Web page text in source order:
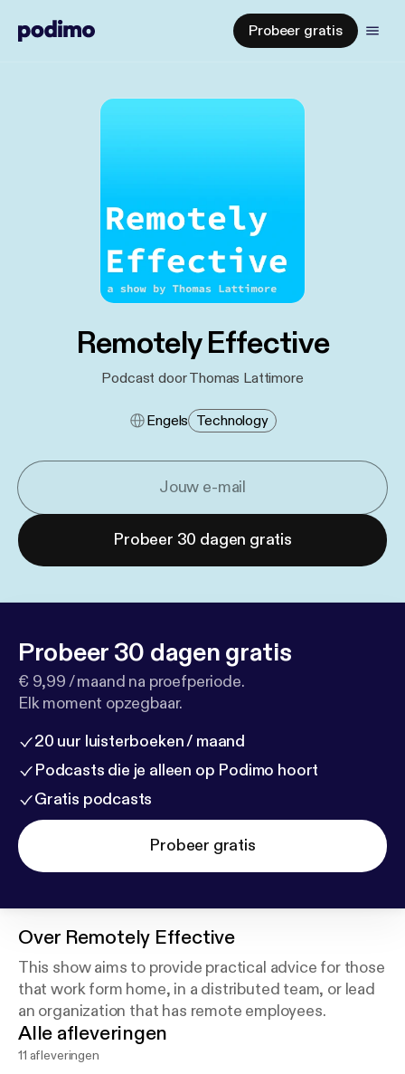
Probeer gratis
Remotely Effective
Podcast door Thomas Lattimore
Engels Technology
Probeer 30 dagen gratis
Probeer 30 dagen gratis
€ 9,99 / maand na proefperiode.
Elk moment opzegbaar.
20 uur luisterboeken / maand
Podcasts die je alleen op Podimo hoort
Gratis podcasts
Probeer gratis
Over Remotely Effective
This show aims to provide practical advice for those
that work form home, in a distributed team, or lead
an organization that has remote employees.
Alle afleveringen
11 afleveringen